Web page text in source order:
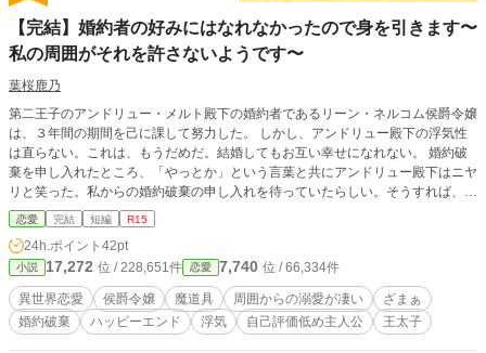
【完結】婚約者の好みにはなれなかったので身を引きます〜
私の周囲がそれを許さないようです〜
葉桜鹿乃
第二王子のアンドリュー・メルト殿下の婚約者であるリーン・ネルコム侯爵令嬢
は、３年間の期間を己に課して努力した。 しかし、アンドリュー殿下の浮気性
は直らない。これは、もうだめだ。結婚してもお互い幸せになれない。 婚約破
棄を申し入れたところ、「やっとか」という言葉と共にアンドリュー殿下はニヤ
リと笑った。私からの婚約破棄の申し入れを待っていたらしい。そうすれば、申
し入れた方が慰謝料を支払わなければならないからだ。 この先の人生をこの男
に捧げるくらいなら安いものだと思ったが、果たしてそれは、周囲が許すはずも
なく……？ 調子に乗りすぎた婚約者は、どうやら私の周囲には嫌われていたよ
うです。皆さまお手柔らかにお願いします……ね……？ ※幾つか同じ感想を頂
いていますが、リーンは『話を聞いてすら貰えないので』努力したのであって、
リーンが無理に進言をして彼女に手をあげたら(リーンは自分に自信はなくとも
実家に力があるのを知っているので)アンドリュー殿下が一発で廃嫡ルートとな
恋愛 完結 短編 R15
24h.ポイント 42pt
小説 17,272 位 / 228,651件 恋愛 7,740 位 / 66,334件
異世界恋愛 侯爵令嬢 魔道具 周囲からの溺愛が凄い
ざまぁ
婚約破棄
ハッピーエンド 浮気 自己評価低め主人公 王太子